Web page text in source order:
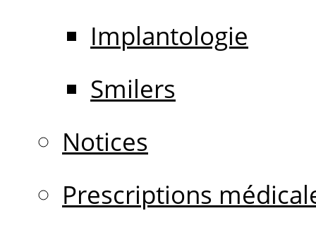
Implantologie
Smilers
Notices
Prescriptions